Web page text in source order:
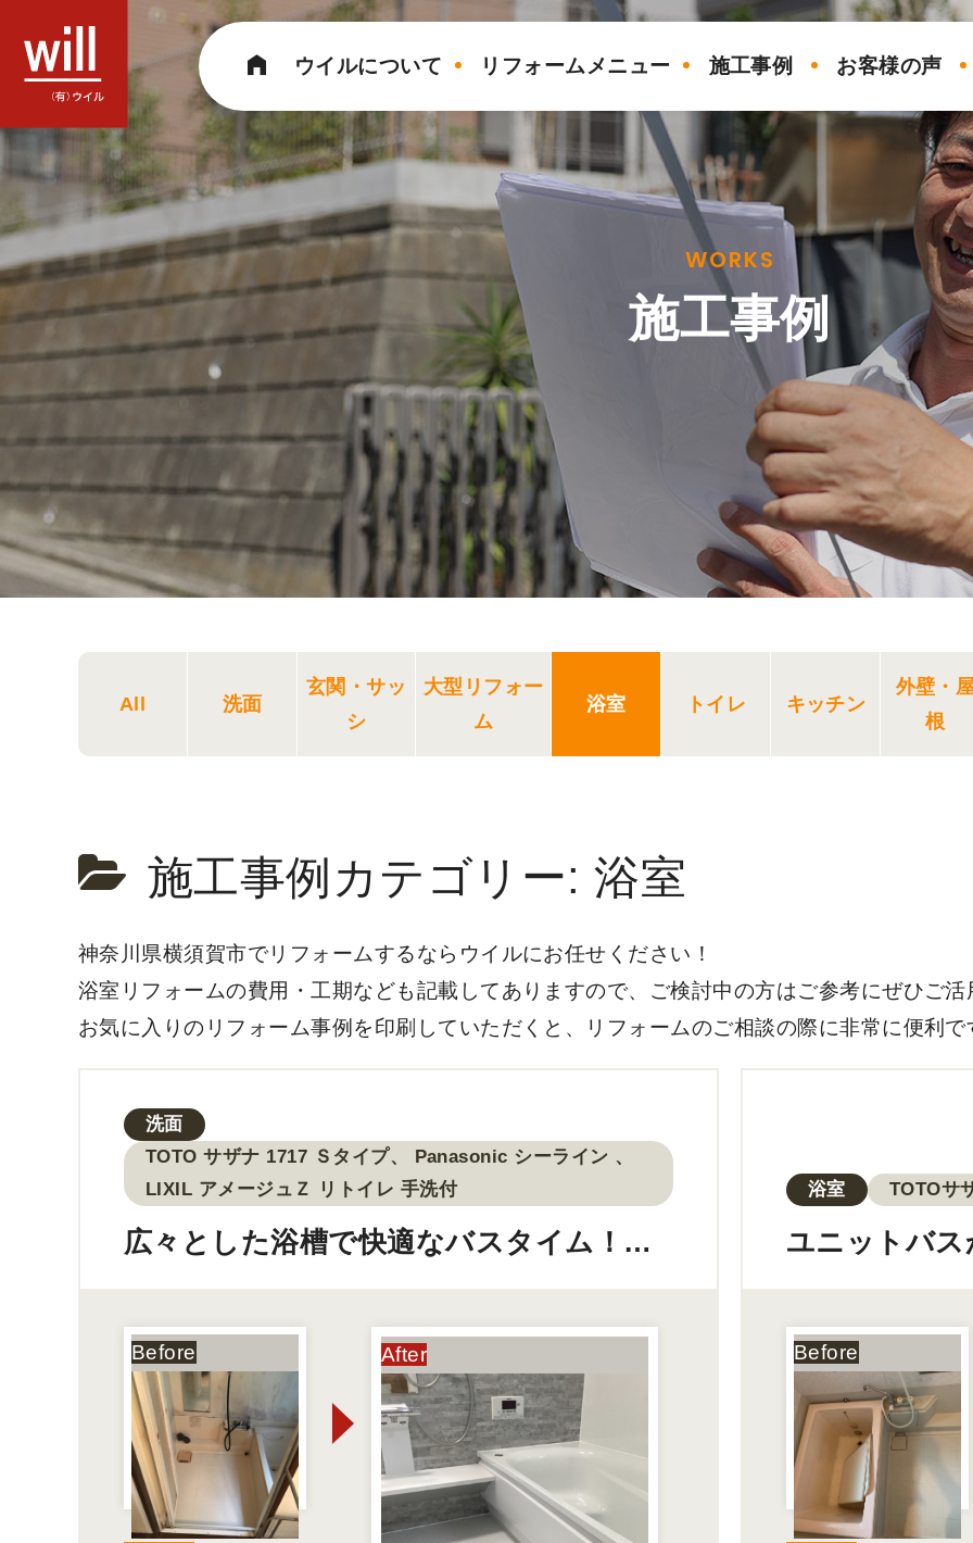
ン
ツ
ス
キ
ッ
ウイルについて リフォームメニュー 施工事例 お客様の声
WORKS
施工事例
All 洗面
玄関・サッ
シ
大型リフォー
ム
浴室 トイレ キッチン
外壁・
根
施工事例カテゴリー:浴室
神奈川県横須賀市でリフォームするならウイルにお任せください！
浴室リフォームの費用・工期なども記載してありますので、ご検討中の方はご参考にぜひご活
お気に入りのリフォーム事例を印刷していただくと、リフォームのご相談の際に非常に便利で
洗面
TOTO サザナ 1717 Ｓタイプ、 Panasonic シーライン 、
LIXIL アメージュＺ リトイレ 手洗付
広々とした浴槽で快適なバスタイム！お
風呂のサイズアップリフォーム工事
浴室 TOTOサ
ユニットバ